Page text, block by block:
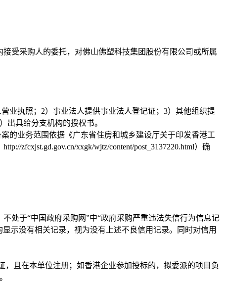
受采购人的委托，对佛山佛塑科技集团股份有限公司或所属
业执照；2）事业法人提供事业法人登记证；3）其他组织提
出具给分支机构的授权书。
的业务范围依据《广东省住房和城乡建设厅关于印发香港工
zfcxjst.gd.gov.cn/xxgk/wjtz/content/post_3137220.html）确
处于“中国政府采购网”中“政府采购严重违法失信行为信息记
示没有相关记录，视为没有上述不良信用记录。同时对信用
且在本单位注册；如香港企业参加投标的，拟委派的项目负